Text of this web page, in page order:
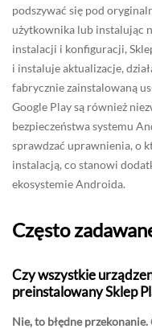
podszywać się pod
użytkownika lub instalując
instalacji i konfiguracji,
i instaluje aktualizacje,
fabrycznie zainstalowaną
Google Play są również
bezpieczeństwa systemu
sprawdzać uprawnienia, o
instalacją, co stanowi
ekosystemie Androida.
Często
Czy wszystkie
preinstalowany Sklep
Nie, to błędne przekonanie.